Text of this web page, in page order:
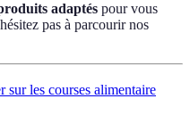
adaptés pour vous
pas à parcourir nos
sur les courses alimentaire